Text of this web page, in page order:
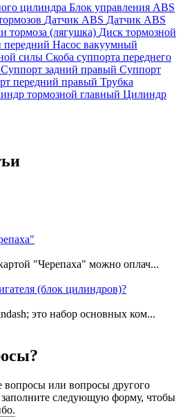
цилиндра Блок управления ABS
Датчик ABS Датчик ABS
тормоза (лягушка) Диск тормозной
передний Насос вакуумный
силы Скоба суппорта переднего
Суппорт задний правый Суппорт
передний правый Трубка
тормозной главный Цилиндр
"Черепаха" можно оплач...
(блок цилиндров)?
это набор основных ком...
вопросы или вопросы другого
заполните следующую форму, чтобы